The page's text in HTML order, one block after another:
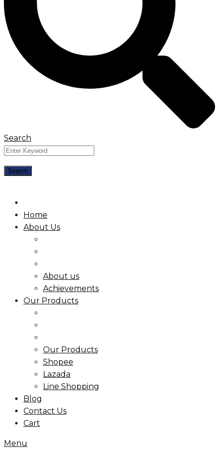
Search
Home
About Us
About us
Achievements
Our Products
Our Products
Shopee
Lazada
Line Shopping
Blog
Contact Us
Cart
Menu